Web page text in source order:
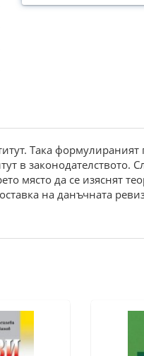
Така формулираният
в законодателството.
място да се изяснят
на данъчната